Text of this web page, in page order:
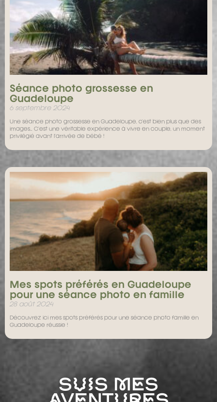
Séance photo grossesse en
Guadeloupe
6 septembre 2024
Une séance photo grossesse en Guadeloupe, c’est bien plus que des
images… C’est une véritable expérience à vivre en couple, un moment
privilégié avant l’arrivée de bébé !
Mes spots préférés en Guadeloupe
pour une séance photo en famille
28 août 2024
Découvrez ici mes spots préférés pour une séance photo famille en
Guadeloupe réussie !
Suis mes